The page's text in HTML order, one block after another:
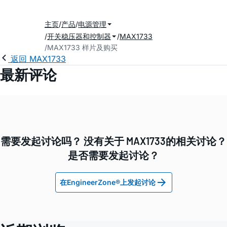
主页 产品 电源管理
开关稳压器和控制器
MAX1733
MAX1733 样片及购买
返回 MAX1733
最新评论
需要发起讨论吗？ 没有关于 MAX1733的相关讨论？
是否需要发起讨论？
在EngineerZone®上发起讨论